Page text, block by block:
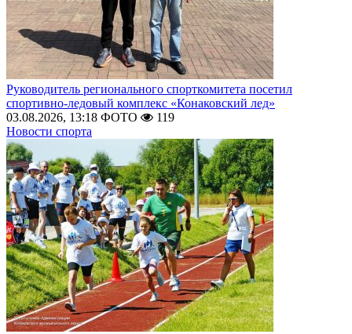
Руководитель регионального спорткомитета посетил
спортивно-ледовый комплекс «Конаковский лед»
03.08.2026, 13:18 ФОТО
119
Новости спорта